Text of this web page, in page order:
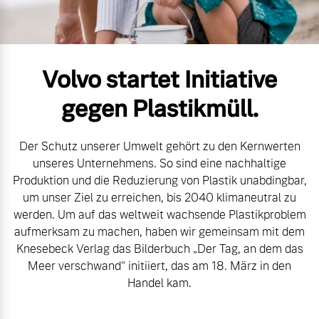
Mild-Hybrid
Geschäftskunden
Editionsmodelle
Konnektivität
Volvo Gebrauchtwagenbörse
Volvo kauft Ihr Auto
Aktuelle Zubehörangebote
Zubehörkatalog
Service by Volvo
Kontakt und Anfahrt
Volvo startet Initiative
gegen Plastikmüll.
Der Schutz unserer Umwelt gehört zu den Kernwerten
unseres Unternehmens. So sind eine nachhaltige
Produktion und die Reduzierung von Plastik unabdingbar,
um unser Ziel zu erreichen, bis 2040 klimaneutral zu
werden. Um auf das weltweit wachsende Plastikproblem
aufmerksam zu machen, haben wir gemeinsam mit dem
Knesebeck Verlag das Bilderbuch „Der Tag, an dem das
Meer verschwand“ initiiert, das am 18. März in den
Handel kam.